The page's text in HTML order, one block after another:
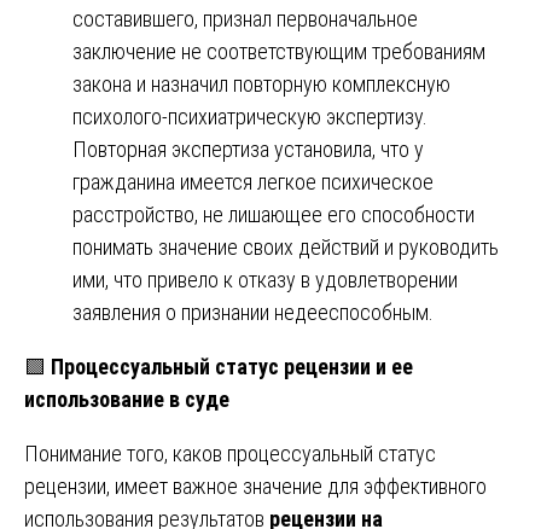
составившего, признал первоначальное
заключение не соответствующим требованиям
закона и назначил повторную комплексную
психолого-психиатрическую экспертизу.
Повторная экспертиза установила, что у
гражданина имеется легкое психическое
расстройство, не лишающее его способности
понимать значение своих действий и руководить
ими, что привело к отказу в удовлетворении
заявления о признании недееспособным.
🟩 Процессуальный статус рецензии и ее
использование в суде
Понимание того, каков процессуальный статус
рецензии, имеет важное значение для эффективного
использования результатов рецензии на